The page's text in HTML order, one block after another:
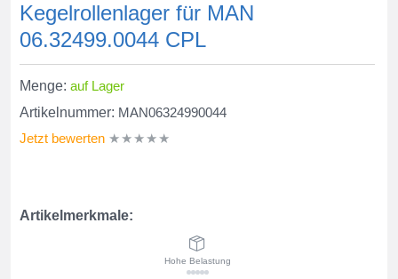
Kegelrollenlager für MAN
06.32499.0044 CPL
Menge: auf Lager
Artikelnummer: MAN06324990044
Jetzt bewerten ★★★★★
Artikelmerkmale:
Hohe Belastung